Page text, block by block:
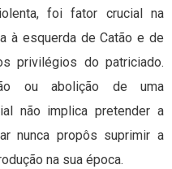
foi fator crucial na
à esquerda de Catão e de
privilégios do patriciado.
ou abolição de uma
não implica pretender a
nunca propôs suprimir a
na sua época.